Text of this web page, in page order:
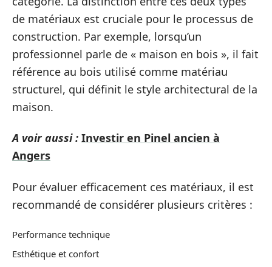
de matériaux est cruciale pour le processus de
construction. Par exemple, lorsqu’un
professionnel parle de « maison en bois », il fait
référence au bois utilisé comme matériau
structurel, qui définit le style architectural de la
maison.
A voir aussi : Investir en Pinel ancien à
Angers
Pour évaluer efficacement ces matériaux, il est
recommandé de considérer plusieurs critères :
Performance technique
Esthétique et confort